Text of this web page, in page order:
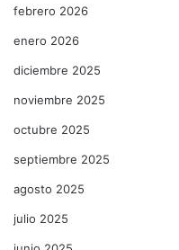
febrero 2026
enero 2026
diciembre 2025
noviembre 2025
octubre 2025
septiembre 2025
agosto 2025
julio 2025